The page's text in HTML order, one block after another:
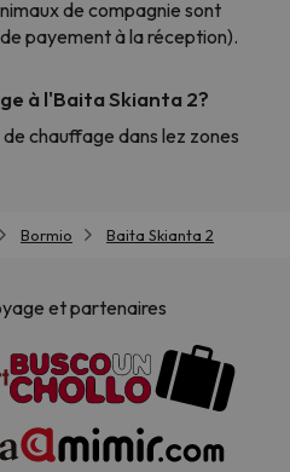
de compagnie sont
payement à la réception).
à l'Baita Skianta 2?
chauffage dans lez zones
Bormio Baita Skianta 2
et partenaires